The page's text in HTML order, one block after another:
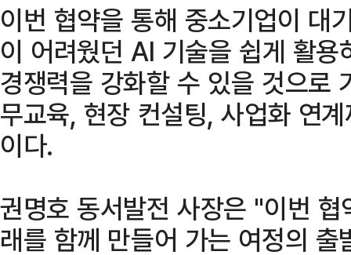
이번 협약을 통해 중소기업이 대
이 어려웠던 AI 기술을 쉽게 활
경쟁력을 강화할 수 있을 것으로
무교육, 현장 컨설팅, 사업화 연
이다.
권명호 동서발전 사장은 "이번
래를 함께 만들어 가는 여정의